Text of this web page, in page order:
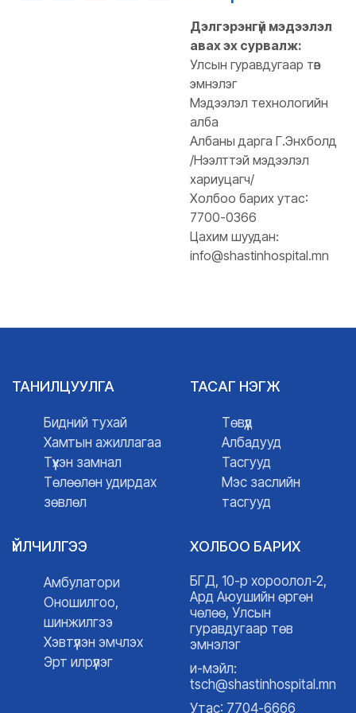
Дэлгэрэнгүй мэдээлэл
авах эх сурвалж:
Улсын гуравдугаар төв
эмнэлэг
Мэдээлэл технологийн
алба
Албаны дарга Г.Энхболд
/Нээлттэй мэдээлэл
хариуцагч/
Холбоо барих утас:
7700-0366
Цахим шуудан:
info@shastinhospital.mn
ТАНИЛЦУУЛГА
Бидний тухай
Хамтын ажиллагаа
Түүхэн замнал
Төлөөлөн удирдах
зөвлөл
ТАСАГ НЭГЖ
Төвүүд
Албадууд
Тасгууд
Мэс заслийн
тасгууд
ҮЙЛЧИЛГЭЭ
Амбулатори
Оношилгоо,
шинжилгээ
Хэвтүүлэн эмчлэх
Эрт илрүүлэг
ХОЛБОО БАРИХ
БГД, 10-р хороолол-2,
Ард Аюушийн өргөн
чөлөө, Улсын
гуравдугаар төв
эмнэлэг
и-мэйл:
tsch@shastinhospital.mn
Утас: 7704-6666